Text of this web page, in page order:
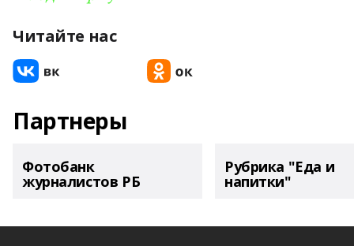
Читайте нас
Партнеры
Фотобанк
журналистов РБ
Рубрика "Еда и
напитки"